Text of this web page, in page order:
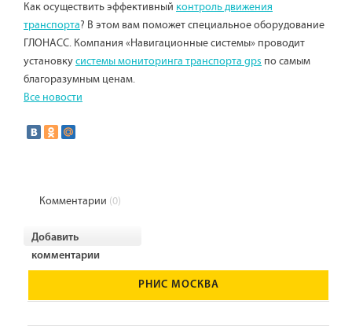
Как осуществить эффективный контроль движения
транспорта? В этом вам поможет специальное оборудование
ГЛОНАСС. Компания «Навигационные системы» проводит
установкусистемы мониторинга транспорта gps по самым
благоразумным ценам.
Все новости
Комментарии (0)
Добавить
комментарии
РНИС МОСКВА